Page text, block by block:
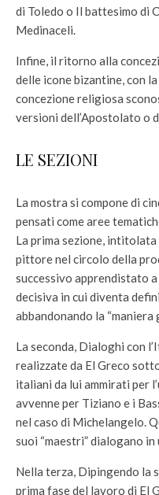
di Toledo o Il battesimo di
Medinaceli.
Infine, il ritorno alla
delle icone bizantine, con
concezione religiosa
versioni dell’Apostolato o
LE SEZIONI
La mostra si compone di
pensati come aree
La prima sezione,
pittore nel circolo della
successivo apprendistato a
decisiva in cui diventa
abbandonando la
La seconda, Dialoghi con
realizzate da El Greco
italiani da lui ammirati per
avvenne per Tiziano e i
nel caso di Michelangelo.
suoi “maestri” dialogano in
Nella terza, Dipingendo la
prima fase del lavoro di El